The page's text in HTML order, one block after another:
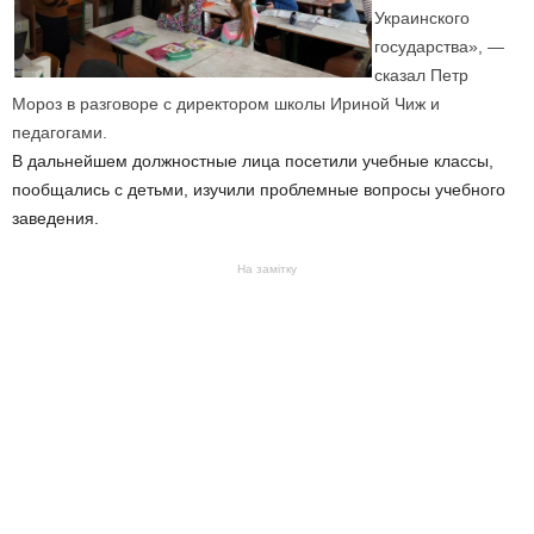
Украинского
государства», —
сказал Петр
Мороз в разговоре с директором школы Ириной Чиж и
педагогами.
В дальнейшем должностные лица посетили учебные классы,
пообщались с детьми, изучили проблемные вопросы учебного
заведения.
На замітку